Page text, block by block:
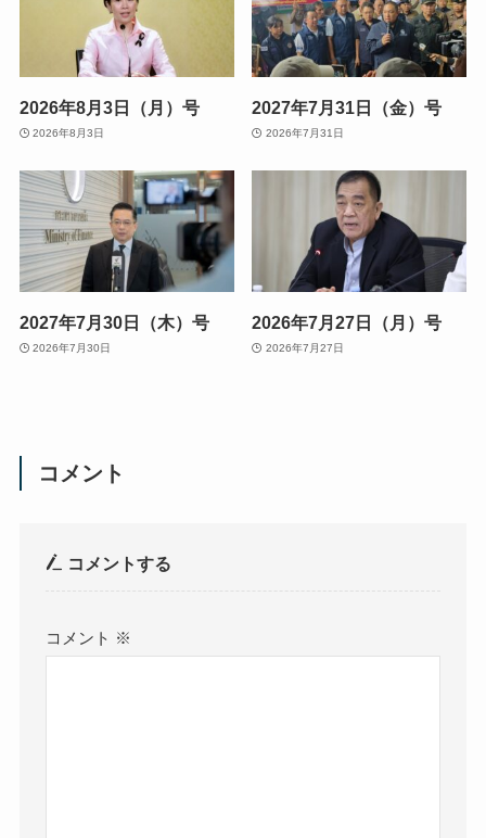
2026年8月3日（月）号
2026年8月3日
2027年7月31日（金）号
2026年7月31日
2027年7月30日（木）号
2026年7月30日
2026年7月27日（月）号
2026年7月27日
コメント
コメントする
コメント ※